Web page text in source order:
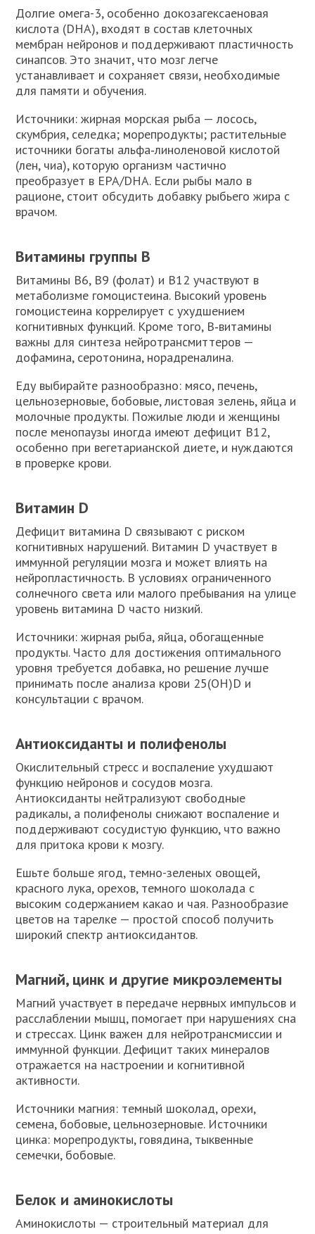
Долгие омега-3, особенно докозагексаеновая
кислота (DHA), входят в состав клеточных
мембран нейронов и поддерживают пластичность
синапсов. Это значит, что мозг легче
устанавливает и сохраняет связи, необходимые
для памяти и обучения.
Источники: жирная морская рыба — лосось,
скумбрия, селедка; морепродукты; растительные
источники богаты альфа‑линоленовой кислотой
(лен, чиа), которую организм частично
преобразует в EPA/DHA. Если рыбы мало в
рационе, стоит обсудить добавку рыбьего жира с
врачом.
Витамины группы B
Витамины B6, B9 (фолат) и B12 участвуют в
метаболизме гомоцистеина. Высокий уровень
гомоцистеина коррелирует с ухудшением
когнитивных функций. Кроме того, B‑витамины
важны для синтеза нейротрансмиттеров —
дофамина, серотонина, норадреналина.
Еду выбирайте разнообразно: мясо, печень,
цельнозерновые, бобовые, листовая зелень, яйца и
молочные продукты. Пожилые люди и женщины
после менопаузы иногда имеют дефицит B12,
особенно при вегетарианской диете, и нуждаются
в проверке крови.
Витамин D
Дефицит витамина D связывают с риском
когнитивных нарушений. Витамин D участвует в
иммунной регуляции мозга и может влиять на
нейропластичность. В условиях ограниченного
солнечного света или малого пребывания на улице
уровень витамина D часто низкий.
Источники: жирная рыба, яйца, обогащенные
продукты. Часто для достижения оптимального
уровня требуется добавка, но решение лучше
принимать после анализа крови 25(OH)D и
консультации с врачом.
Антиоксиданты и полифенолы
Окислительный стресс и воспаление ухудшают
функцию нейронов и сосудов мозга.
Антиоксиданты нейтрализуют свободные
радикалы, а полифенолы снижают воспаление и
поддерживают сосудистую функцию, что важно
для притока крови к мозгу.
Ешьте больше ягод, темно-зеленых овощей,
красного лука, орехов, темного шоколада с
высоким содержанием какао и чая. Разнообразие
цветов на тарелке — простой способ получить
широкий спектр антиоксидантов.
Магний, цинк и другие микроэлементы
Магний участвует в передаче нервных импульсов и
расслаблении мышц, помогает при нарушениях сна
и стрессах. Цинк важен для нейротрансмиссии и
иммунной функции. Дефицит таких минералов
отражается на настроении и когнитивной
активности.
Источники магния: темный шоколад, орехи,
семена, бобовые, цельнозерновые. Источники
цинка: морепродукты, говядина, тыквенные
семечки, бобовые.
Белок и аминокислоты
Аминокислоты — строительный материал для